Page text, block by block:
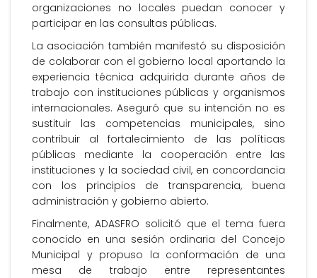
organizaciones no locales puedan conocer y
participar en las consultas públicas.
La asociación también manifestó su disposición
de colaborar con el gobierno local aportando la
experiencia técnica adquirida durante años de
trabajo con instituciones públicas y organismos
internacionales. Aseguró que su intención no es
sustituir las competencias municipales, sino
contribuir al fortalecimiento de las políticas
públicas mediante la cooperación entre las
instituciones y la sociedad civil, en concordancia
con los principios de transparencia, buena
administración y gobierno abierto.
Finalmente, ADASFRO solicitó que el tema fuera
conocido en una sesión ordinaria del Concejo
Municipal y propuso la conformación de una
mesa de trabajo entre representantes